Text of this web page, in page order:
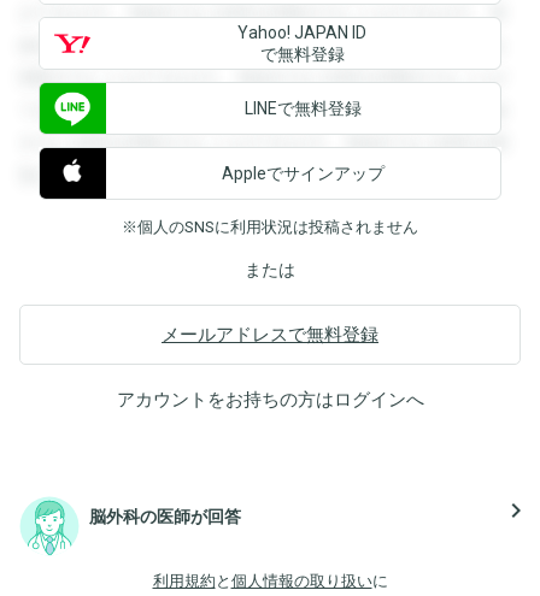
ができます。登録すると回答を閲覧することができます。登
録すると回答を閲覧することができます。登録すると回答を
閲覧することができます。登録すると回答を閲覧することが
できます。登録すると回答を閲覧することができます。登録
すると回答を閲覧することができます。登録すると回答を閲
覧することができます。
Yahoo! JAPAN ID
で無料登録
LINEで無料登録
Appleでサインアップ
※個人のSNSに利用状況は投稿されません
または
メールアドレスで無料登録
アカウントをお持ちの方はログインへ
脳外科の医師が回答 navigate_next
利用規約 と 個人情報の取り扱いに